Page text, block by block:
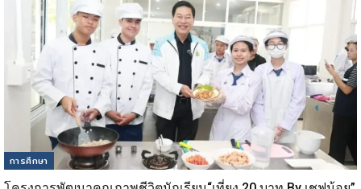
การศึกษา